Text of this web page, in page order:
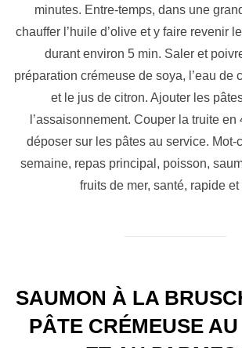
minutes. Entre-temps, dans une
chauffer l’huile d’olive et y faire revenir
durant environ 5 min. Saler et
préparation crémeuse de soya, l’eau de
et le jus de citron. Ajouter les
l’assaisonnement. Couper la truite en
déposer sur les pâtes au service. Mot-
semaine, repas principal, poisson,
fruits de mer, santé, rapide
SAUMON À LA
PÂTE CRÉMEUSE